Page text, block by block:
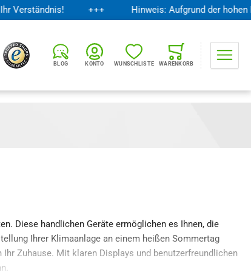
+++ Hinweis: Aufgrund der hohen
BLOG KONTO WUNSCHLISTE
Mini-Warenkorb öffnen
WARENKORB
Diese handlichen Geräte ermöglichen es Ihnen, die
Ihrer Klimaanlage an einem heißen Sommertag
Zuhause. Mit klaren Displays und benutzerfreundlichen